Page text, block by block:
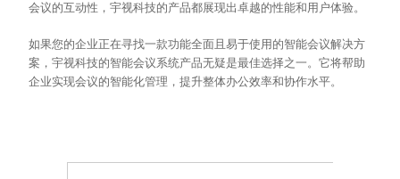
会议的互动性，宇视科技的产品都展现出卓越的性能和用户体验。
如果您的企业正在寻找一款功能全面且易于使用的智能会议解决方
案，宇视科技的智能会议系统产品无疑是最佳选择之一。它将帮助
企业实现会议的智能化管理，提升整体办公效率和协作水平。